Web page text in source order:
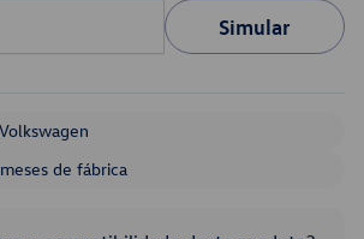
Simular
de fábrica